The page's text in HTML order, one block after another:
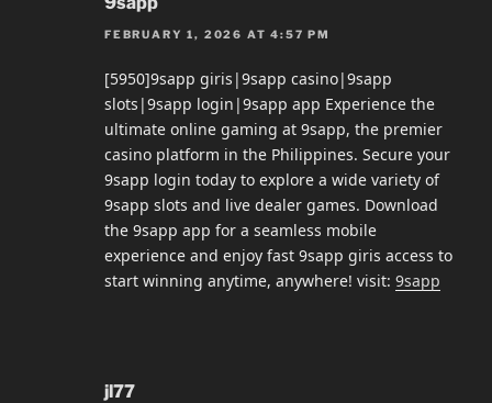
FEBRUARY 1, 2026 AT 4:57 PM
[5950]9sapp giris|9sapp casino|9sapp
slots|9sapp login|9sapp app Experience the
ultimate online gaming at 9sapp, the premier
casino platform in the Philippines. Secure your
9sapp login today to explore a wide variety of
9sapp slots and live dealer games. Download
the 9sapp app for a seamless mobile
experience and enjoy fast 9sapp giris access to
start winning anytime, anywhere! visit: 9sapp
jl77